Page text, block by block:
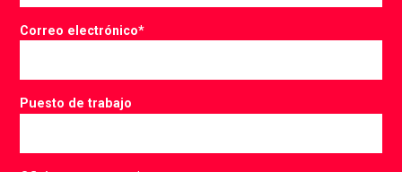
Correo electrónico*
Puesto de trabajo